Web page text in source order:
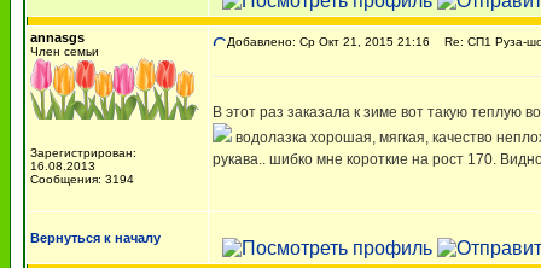
annasgs
Член семьи
Зарегистрирован:
16.08.2013
Сообщения: 3194
Добавлено: Ср Окт 21, 2015 21:16 Re: СП1 Руза-
В этот раз заказала к зиме вот такую теплую
водолазка хорошая, мягкая, качество
рукава.. шибко мне короткие на рост 170.
Вернуться к началу